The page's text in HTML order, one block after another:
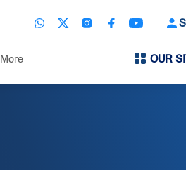
More OUR